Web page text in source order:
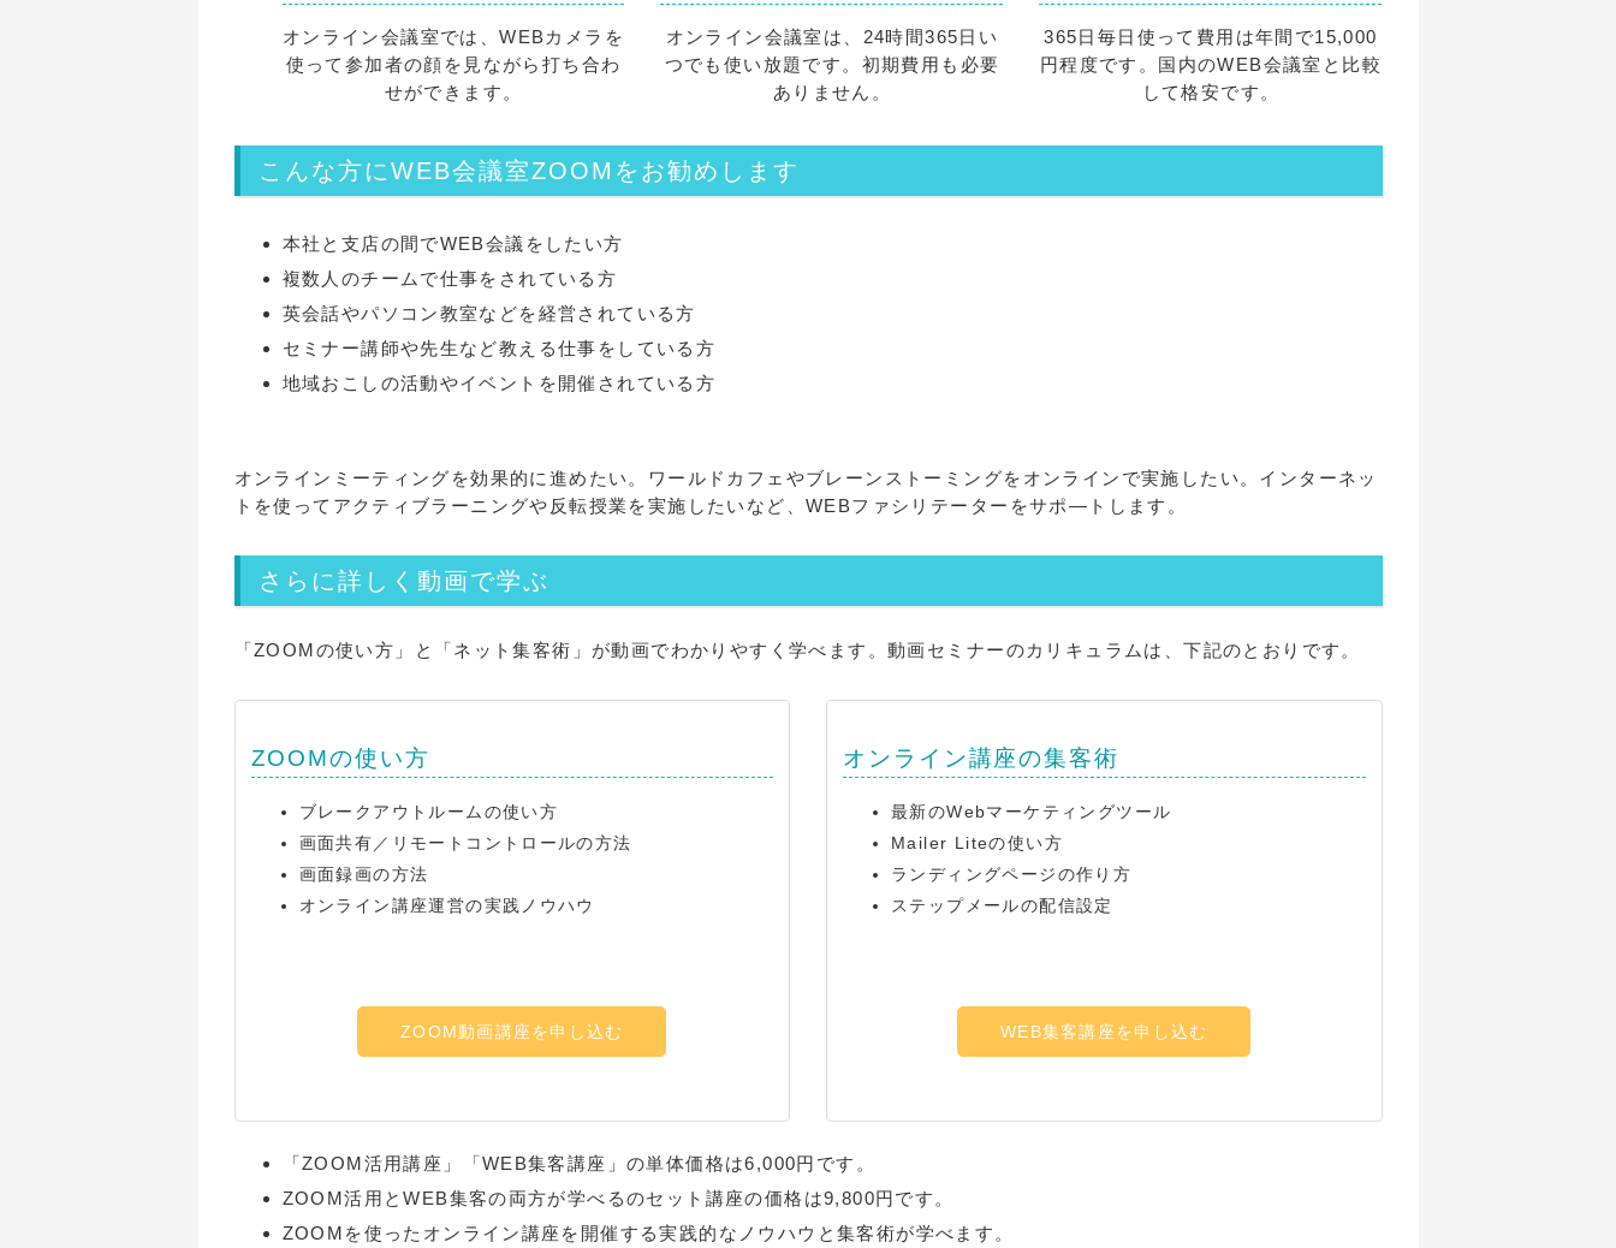
オンライン会議室では、WEBカメラを
使って参加者の顔を見ながら打ち合わ
せができます。
オンライン会議室は、24時間365日い
つでも使い放題です。初期費用も必要
ありません。
365日毎日使って費用は年間で15,000
円程度です。国内のWEB会議室と比較
して格安です。
こんな方にWEB会議室ZOOMをお勧めします
本社と支店の間でWEB会議をしたい方
複数人のチームで仕事をされている方
英会話やパソコン教室などを経営されている方
セミナー講師や先生など教える仕事をしている方
地域おこしの活動やイベントを開催されている方
オンラインミーティングを効果的に進めたい。ワールドカフェやブレーンストーミングをオンラインで実施したい。インターネッ
トを使ってアクティブラーニングや反転授業を実施したいなど、WEBファシリテーターをサポ―トします。
さらに詳しく動画で学ぶ
「ZOOMの使い方」と「ネット集客術」が動画でわかりやすく学べます。動画セミナーのカリキュラムは、下記のとおりです。
ZOOMの使い方
ブレークアウトルームの使い方
画面共有／リモートコントロールの方法
画面録画の方法
オンライン講座運営の実践ノウハウ
ZOOM動画講座を申し込む
オンライン講座の集客術
最新のWebマーケティングツール
Mailer Liteの使い方
ランディングページの作り方
ステップメールの配信設定
WEB集客講座を申し込む
「ZOOM活用講座」「WEB集客講座」の単体価格は6,000円です。
ZOOM活用とWEB集客の両方が学べるのセット講座の価格は9,800円です。
ZOOMを使ったオンライン講座を開催する実践的なノウハウと集客術が学べます。